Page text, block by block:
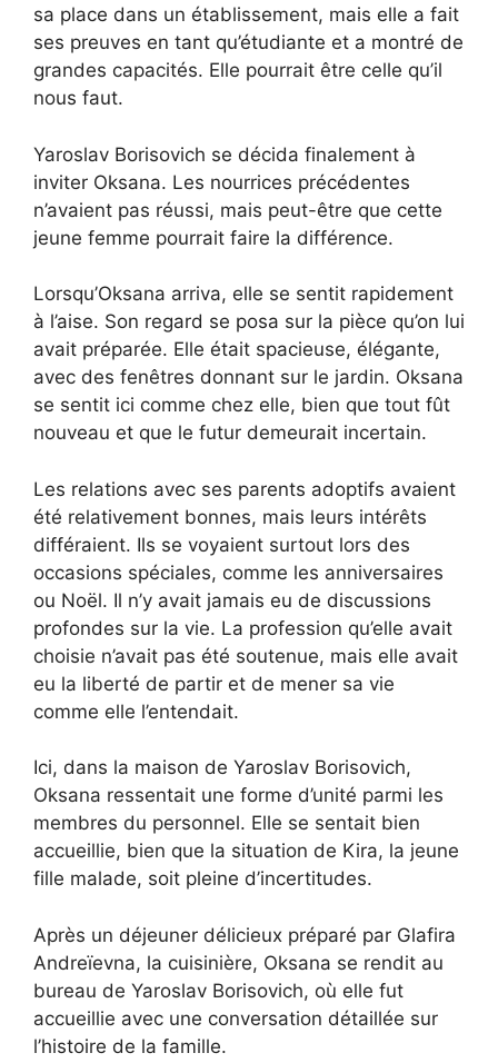
sa place dans un établissement, mais elle a fait
ses preuves en tant qu’étudiante et a montré de
grandes capacités. Elle pourrait être celle qu’il
nous faut.
Yaroslav Borisovich se décida finalement à
inviter Oksana. Les nourrices précédentes
n’avaient pas réussi, mais peut-être que cette
jeune femme pourrait faire la différence.
Lorsqu’Oksana arriva, elle se sentit rapidement
à l’aise. Son regard se posa sur la pièce qu’on lui
avait préparée. Elle était spacieuse, élégante,
avec des fenêtres donnant sur le jardin. Oksana
se sentit ici comme chez elle, bien que tout fût
nouveau et que le futur demeurait incertain.
Les relations avec ses parents adoptifs avaient
été relativement bonnes, mais leurs intérêts
différaient. Ils se voyaient surtout lors des
occasions spéciales, comme les anniversaires
ou Noël. Il n’y avait jamais eu de discussions
profondes sur la vie. La profession qu’elle avait
choisie n’avait pas été soutenue, mais elle avait
eu la liberté de partir et de mener sa vie
comme elle l’entendait.
Ici, dans la maison de Yaroslav Borisovich,
Oksana ressentait une forme d’unité parmi les
membres du personnel. Elle se sentait bien
accueillie, bien que la situation de Kira, la jeune
fille malade, soit pleine d’incertitudes.
Après un déjeuner délicieux préparé par Glafira
Andreïevna, la cuisinière, Oksana se rendit au
bureau de Yaroslav Borisovich, où elle fut
accueillie avec une conversation détaillée sur
l’histoire de la famille.